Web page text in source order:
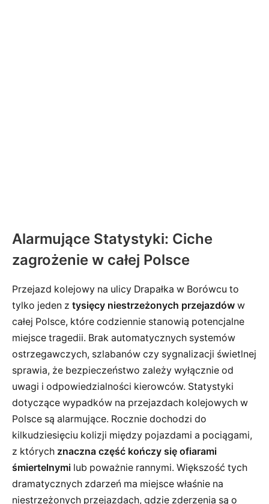
Alarmujące Statystyki: Ciche
zagrożenie w całej Polsce
Przejazd kolejowy na ulicy Drapałka w Borówcu to
tylko jeden z tysięcy niestrzeżonych przejazdów w
całej Polsce, które codziennie stanowią potencjalne
miejsce tragedii. Brak automatycznych systemów
ostrzegawczych, szlabanów czy sygnalizacji świetlnej
sprawia, że bezpieczeństwo zależy wyłącznie od
uwagi i odpowiedzialności kierowców. Statystyki
dotyczące wypadków na przejazdach kolejowych w
Polsce są alarmujące. Rocznie dochodzi do
kilkudziesięciu kolizji między pojazdami a pociągami,
z których znaczna część kończy się ofiarami
śmiertelnymi lub poważnie rannymi. Większość tych
dramatycznych zdarzeń ma miejsce właśnie na
niestrzeżonych przejazdach, gdzie zderzenia są o